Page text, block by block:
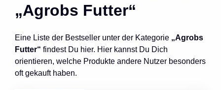
„Agrobs Futter“
Eine Liste der Bestseller unter der Kategorie „Agrobs
Futter“ findest Du hier. Hier kannst Du Dich
orientieren, welche Produkte andere Nutzer besonders
oft gekauft haben.